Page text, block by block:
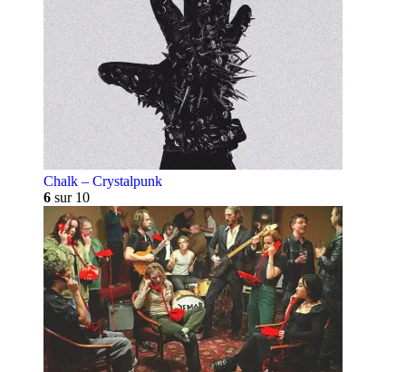
Chalk – Crystalpunk
6 sur 10